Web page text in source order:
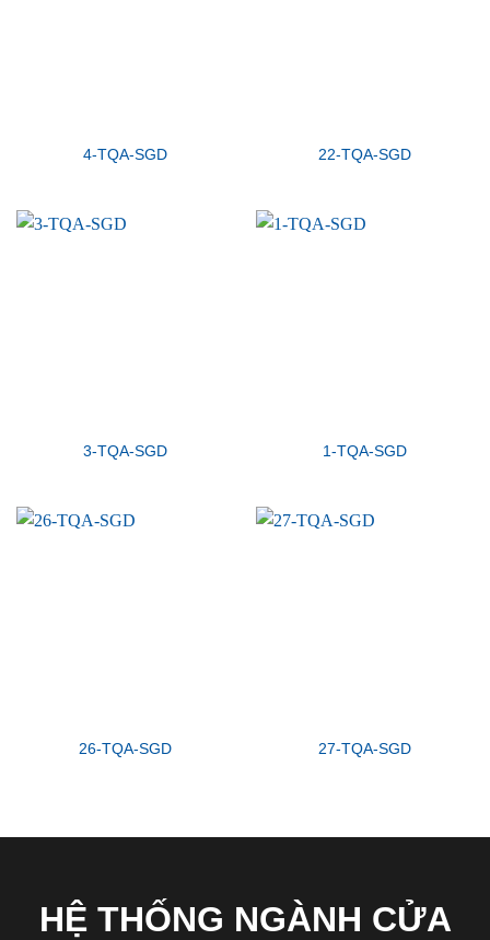
4-TQA-SGD 22-TQA-SGD
3-TQA-SGD 1-TQA-SGD
26-TQA-SGD 27-TQA-SGD
HỆ THỐNG NGÀNH CỬA